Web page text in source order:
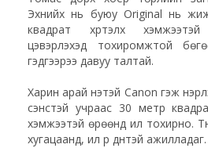
Эхнийх нь буюу Original нь
квадрат хүртэлх
цэвэрлэхэд тохиромжтой
гэдгээрээ давуу талтай.
Харин арай үнэтэй Canon гэж
сэнстэй учраас 30 метр
хэмжээтэй өрөөнд илүү тохирно.
хугацаанд, илүү үр дүнтэй ажилладаг.